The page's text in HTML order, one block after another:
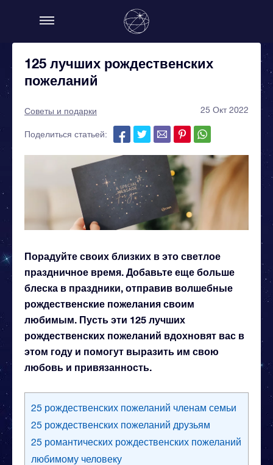
125 лучших рождественских
пожеланий
Советы и подарки 25 Окт 2022
Поделиться статьей:
Порадуйте своих близких в это светлое
праздничное время. Добавьте еще больше
блеска в праздники, отправив волшебные
рождественские пожелания своим
любимым. Пусть эти 125 лучших
рождественских пожеланий вдохновят вас в
этом году и помогут выразить им свою
любовь и привязанность.
25 рождественских пожеланий членам семьи
25 рождественских пожеланий друзьям
25 романтических рождественских пожеланий
любимому человеку